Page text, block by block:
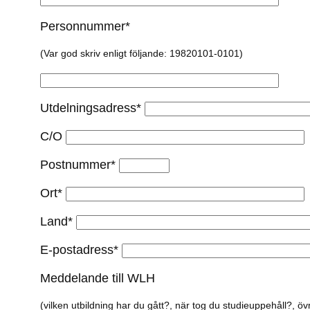
Personnummer*
(Var god skriv enligt följande: 19820101-0101)
Utdelningsadress*
C/O
Postnummer*
Ort*
Land*
E-postadress*
Meddelande till WLH
(vilken utbildning har du gått?, när tog du studieuppehåll?,